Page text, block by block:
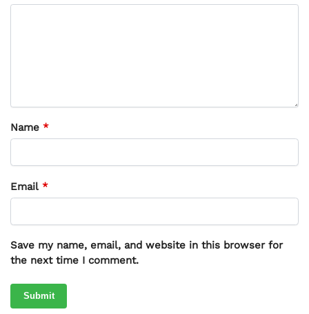
Name *
Email *
Save my name, email, and website in this browser for
the next time I comment.